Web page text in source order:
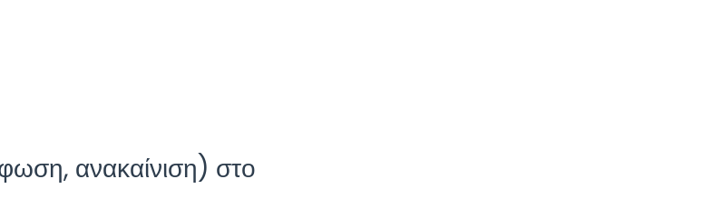
ανακαίνιση) στο